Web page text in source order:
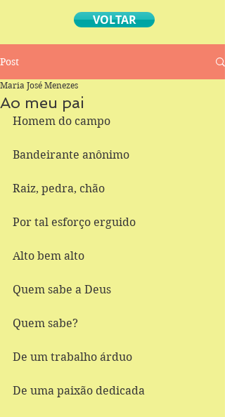
VOLTAR
Post
Ao meu pai
Maria José Menezes
Homem do campo
Bandeirante anônimo
Raiz, pedra, chão
Por tal esforço erguido
Alto bem alto
Quem sabe a Deus
Quem sabe?
De um trabalho árduo
De uma paixão dedicada